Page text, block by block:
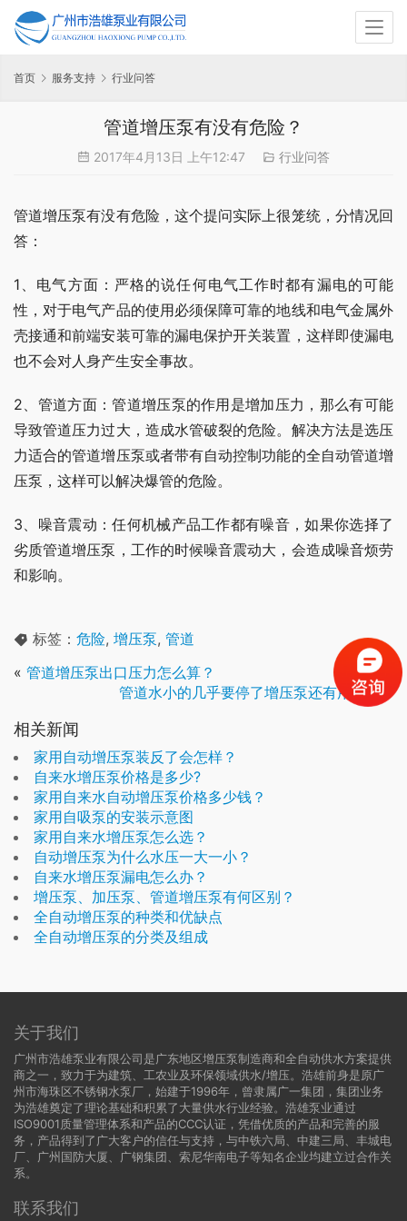
首页 服务支持 行业问答
管道增压泵有没有危险？
2017年4月13日 上午12:47 行业问答
管道增压泵有没有危险，这个提问实际上很笼统，分情况回
答：
1、电气方面：严格的说任何电气工作时都有漏电的可能
性，对于电气产品的使用必须保障可靠的地线和电气金属外
壳接通和前端安装可靠的漏电保护开关装置，这样即使漏电
也不会对人身产生安全事故。
2、管道方面：管道增压泵的作用是增加压力，那么有可能
导致管道压力过大，造成水管破裂的危险。解决方法是选压
力适合的管道增压泵或者带有自动控制功能的全自动管道增
压泵，这样可以解决爆管的危险。
3、噪音震动：任何机械产品工作都有噪音，如果你选择了
劣质管道增压泵，工作的时候噪音震动大，会造成噪音烦劳
和影响。
标签： 危险, 增压泵, 管道
« 管道增压泵出口压力怎么算？
管道水小的几乎要停了增压泵还有用吗？»
相关新闻
家用自动增压泵装反了会怎样？
自来水增压泵价格是多少?
家用自来水自动增压泵价格多少钱？
家用自吸泵的安装示意图
家用自来水增压泵怎么选？
自动增压泵为什么水压一大一小？
自来水增压泵漏电怎么办？
增压泵、加压泵、管道增压泵有何区别？
全自动增压泵的种类和优缺点
全自动增压泵的分类及组成
关于我们
广州市浩雄泵业有限公司是广东地区增压泵制造商和全自动供水方案提供
商之一，致力于为建筑、工农业及环保领域供水/增压。浩雄前身是原广
州市海珠区不锈钢水泵厂，始建于1996年，曾隶属广一集团，集团业务
为浩雄奠定了理论基础和积累了大量供水行业经验。浩雄泵业通过
ISO9001质量管理体系和产品的CCC认证，凭借优质的产品和完善的服
务，产品得到了广大客户的信任与支持，与中铁六局、中建三局、丰城电
厂、广州国防大厦、广钢集团、索尼华南电子等知名企业均建立过合作关
系。
联系我们